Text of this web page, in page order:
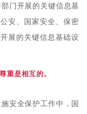
门开展的关键信息基
安、国家安全、保密
展的关键信息基础设
重是相互的。
安全保护工作中，国